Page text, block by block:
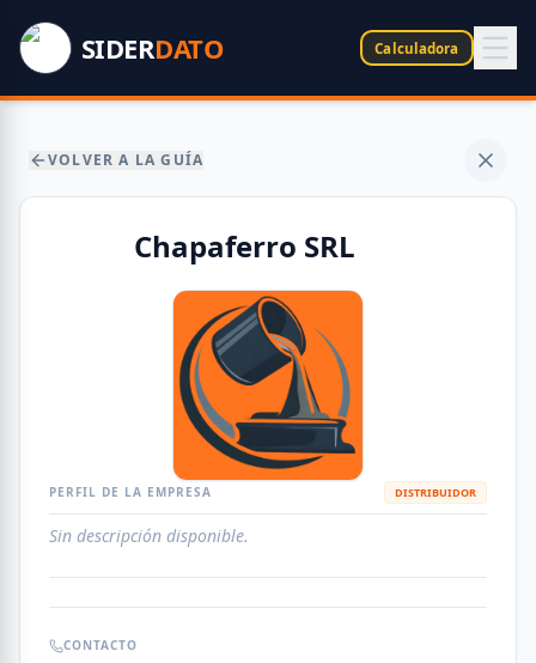
SIDERDATO Calculadora
VOLVER A LA GUÍA
Chapaferro SRL
PERFIL DE LA EMPRESA DISTRIBUIDOR
Sin descripción disponible.
CONTACTO